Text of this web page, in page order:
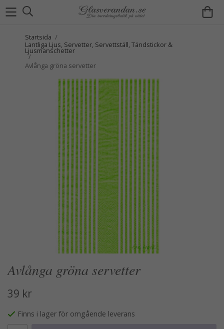
Startsida /
Lantliga Ljus, Servetter, Servettställ, Tändstickor &
Ljusmanschetter
/
Avlånga gröna servetter
Avlånga gröna servetter
39 kr
Finns i lager för omgående leverans